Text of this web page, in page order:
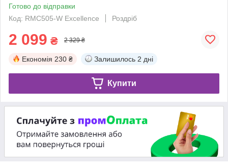
Готово до відправки
Код: RMC505-W Excellence
Роздріб
2 099 ₴ 2 329 ₴
Економія 230 ₴ Залишилось 2 дні
Купити